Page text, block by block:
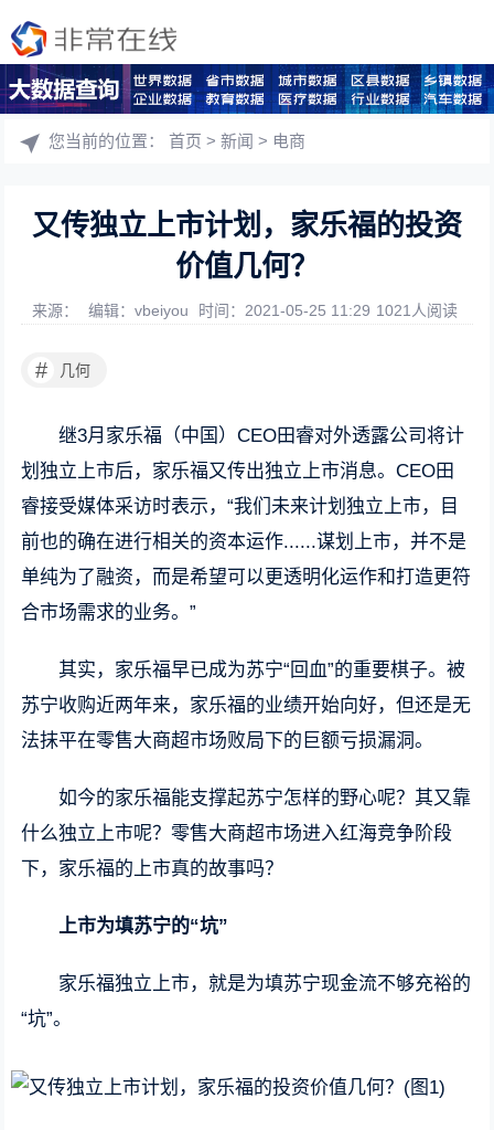
您当前的位置：首页 >新闻 > 电商
又传独立上市计划，家乐福的投资
价值几何？
来源： 编辑：vbeiyou 时间：2021-05-25 11:29 1021人阅读
# 几何
继3月家乐福（中国）CEO田睿对外透露公司将计
划独立上市后，家乐福又传出独立上市消息。CEO田
睿接受媒体采访时表示，“我们未来计划独立上市，目
前也的确在进行相关的资本运作......谋划上市，并不是
单纯为了融资，而是希望可以更透明化运作和打造更符
合市场需求的业务。”
其实，家乐福早已成为苏宁“回血”的重要棋子。被
苏宁收购近两年来，家乐福的业绩开始向好，但还是无
法抹平在零售大商超市场败局下的巨额亏损漏洞。
如今的家乐福能支撑起苏宁怎样的野心呢？其又靠
什么独立上市呢？零售大商超市场进入红海竞争阶段
下，家乐福的上市真的故事吗？
上市为填苏宁的“坑”
家乐福独立上市，就是为填苏宁现金流不够充裕的
“坑”。